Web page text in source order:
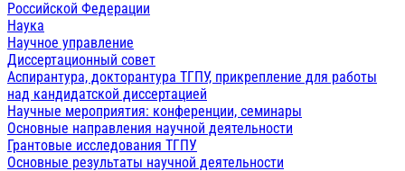
Российской Федерации
Наука
Научное управление
Диссертационный совет
Аспирантура, докторантура ТГПУ, прикрепление для работы
над кандидатской диссертацией
Научные мероприятия: конференции, семинары
Основные направления научной деятельности
Грантовые исследования ТГПУ
Основные результаты научной деятельности